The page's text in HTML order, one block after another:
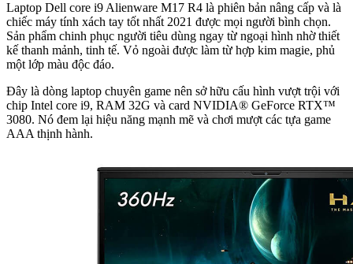
Laptop Dell core i9 Alienware M17 R4 là phiên bản nâng cấp và là
chiếc máy tính xách tay tốt nhất 2021 được mọi người bình chọn.
Sản phẩm chinh phục người tiêu dùng ngay từ ngoại hình nhờ thiết
kế thanh mảnh, tinh tế. Vỏ ngoài được làm từ hợp kim magie, phủ
một lớp màu độc đáo.
Đây là dòng laptop chuyên game nên sở hữu cấu hình vượt trội với
chip Intel core i9, RAM 32G và card NVIDIA® GeForce RTX™
3080. Nó đem lại hiệu năng mạnh mẽ và chơi mượt các tựa game
AAA thịnh hành.